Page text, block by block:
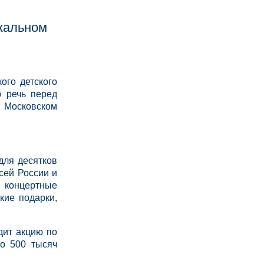
детского
речь перед
десятков
России и
подарки,
акцию по
500 тысяч